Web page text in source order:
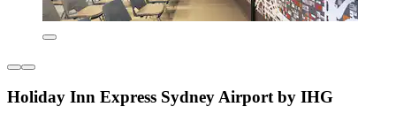
Holiday Inn Express Sydney Airport by IHG